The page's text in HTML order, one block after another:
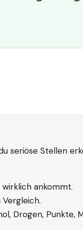
seriöse Stellen
wirklich ankommt.
Drogen, Punkte,